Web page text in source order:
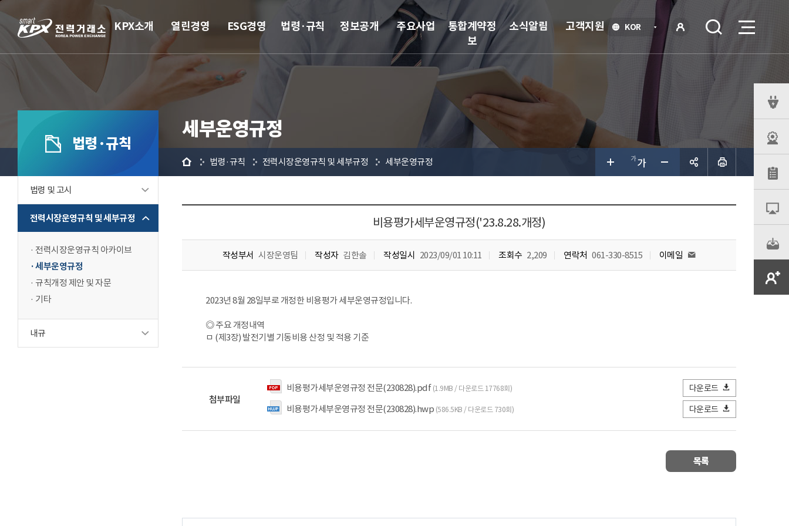
KOR언
열
기
그인
KPX소개 열린경영 ESG경영 법령·규칙 정보공개 주요사업
통합계약정
보
소식알림 고객지원
법령·규칙
법령 및 고시
전력시장운영규칙 및 세부규정
전력시장운영규칙 아카이브
세부운영규정
규칙개정 제안 및 자문
기타
내규
세부운영규정
홈 법령·규칙 전력시장운영규칙 및 세부규정 세부운영규정
비용평가세부운영규정('23.8.28.개정)
작성부서 시장운영팀 작성자 김한솔 작성일시 2023/09/01 10:11 조회수 2,209 연락처 061-330-8515 이메일
2023년 8월 28일부로 개정한 비용평가 세부운영규정입니다.
◎ 주요 개정내역
ㅁ (제3장) 발전기별 기동비용 산정 및 적용 기준
첨부파일
비용평가세부운영규정 전문(230828).pdf (1.9MB / 다운로드 17768회) 다운로드
비용평가세부운영규정 전문(230828).hwp (586.5KB / 다운로드 730회) 다운로드
목록